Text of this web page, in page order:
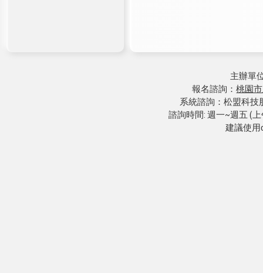
主辦單
報名諮詢：桃園
系統諮詢：松盟科技
諮詢時間: 週一~週五 (上
建議使用